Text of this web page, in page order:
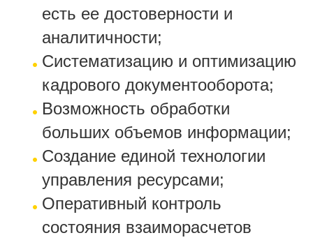
есть ее достоверности и
аналитичности;
Систематизацию и оптимизацию
кадрового документооборота;
Возможность обработки
больших объемов информации;
Создание единой технологии
управления ресурсами;
Оперативный контроль
состояния взаиморасчетов